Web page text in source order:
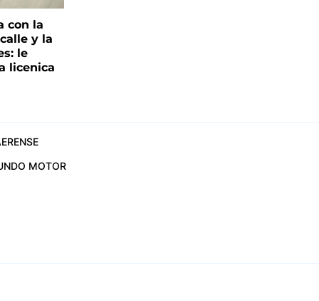
con la
y la
le
licenica
MOTOR